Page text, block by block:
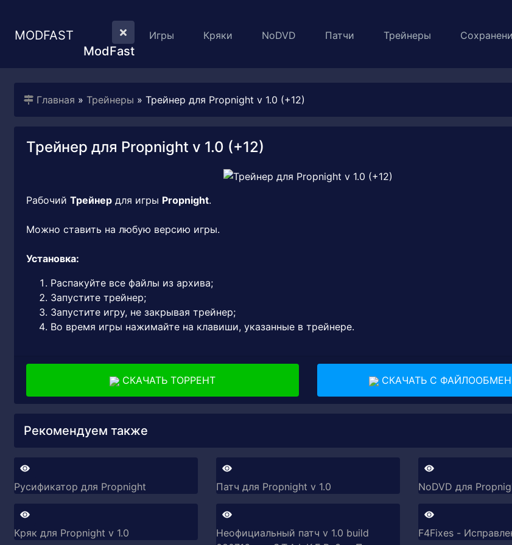
MODFAST
ModFast
Игры Кряки NoDVD Патчи Трейнеры
Главная » Трейнеры » Трейнер для Propnight v 1.0 (+12)
Трейнер для Propnight v 1.0 (+12)
Рабочий Трейнер для игры Propnight.
Можно ставить на любую версию игры.
Установка:
Распакуйте все файлы из архива;
Запустите трейнер;
Запустите игру, не закрывая трейнер;
Во время игры нажимайте на клавиши, указанные в трейнере.
СКАЧАТЬ ТОРРЕНТ СКАЧАТЬ С
Рекомендуем также
Русификатор для Propnight Патч для Propnight v 1.0 NoDVD для
Кряк для Propnight v 1.0
Неофициальный патч v 1.0 build
F4Fixes -